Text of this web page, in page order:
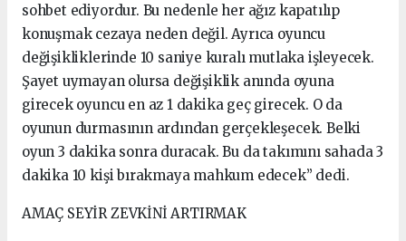
sohbet ediyordur. Bu nedenle her ağız kapatılıp
konuşmak cezaya neden değil. Ayrıca oyuncu
değişikliklerinde 10 saniye kuralı mutlaka işleyecek.
Şayet uymayan olursa değişiklik anında oyuna
girecek oyuncu en az 1 dakika geç girecek. O da
oyunun durmasının ardından gerçekleşecek. Belki
oyun 3 dakika sonra duracak. Bu da takımını sahada 3
dakika 10 kişi bırakmaya mahkum edecek” dedi.
AMAÇ SEYİR ZEVKİNİ ARTIRMAK